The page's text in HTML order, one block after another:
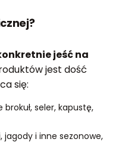
jeść na
jest dość
się:
brokuł, seler, kapustę,
jagody i inne sezonowe,